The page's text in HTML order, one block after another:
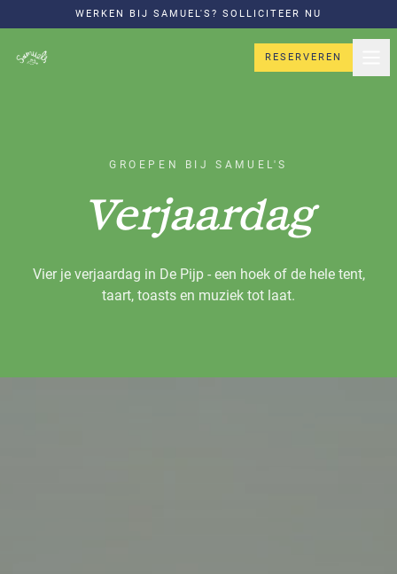
WERKEN BIJ SAMUEL'S? SOLLICITEER NU
RESERVEREN
GROEPEN BIJ SAMUEL'S
Verjaardag
Vier je verjaardag in De Pijp - een hoek of de hele tent,
taart, toasts en muziek tot laat.